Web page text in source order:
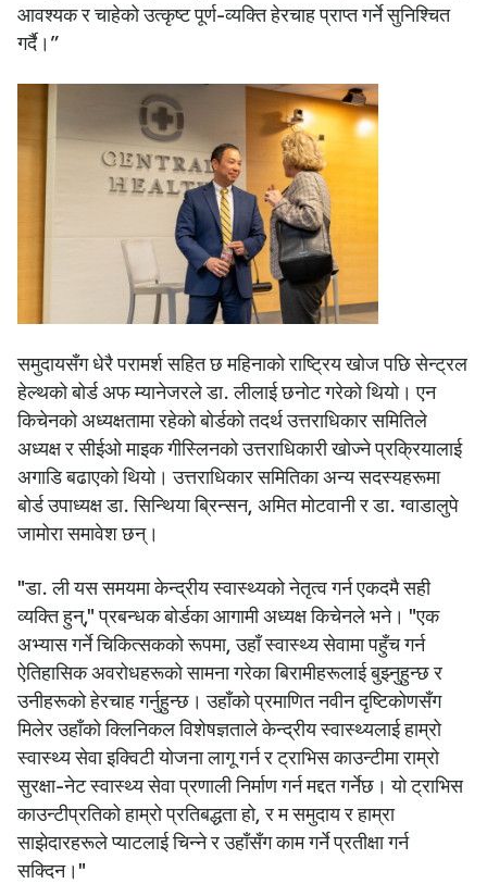
आवश्यक र चाहेको उत्कृष्ट पूर्ण-व्यक्ति हेरचाह प्राप्त गर्ने सुनिश्चित
गर्दै।”
समुदायसँग धेरै परामर्श सहित छ महिनाको राष्ट्रिय खोज पछि सेन्ट्रल
हेल्थको बोर्ड अफ म्यानेजरले डा. लीलाई छनोट गरेको थियो। एन
किचेनको अध्यक्षतामा रहेको बोर्डको तदर्थ उत्तराधिकार समितिले
अध्यक्ष र सीईओ माइक गीस्लिनको उत्तराधिकारी खोज्ने प्रक्रियालाई
अगाडि बढाएको थियो। उत्तराधिकार समितिका अन्य सदस्यहरूमा
बोर्ड उपाध्यक्ष डा. सिन्थिया ब्रिन्सन, अमित मोटवानी र डा. ग्वाडालुपे
जामोरा समावेश छन्।
"डा. ली यस समयमा केन्द्रीय स्वास्थ्यको नेतृत्व गर्न एकदमै सही
व्यक्ति हुन्," प्रबन्धक बोर्डका आगामी अध्यक्ष किचेनले भने। "एक
अभ्यास गर्ने चिकित्सकको रूपमा, उहाँ स्वास्थ्य सेवामा पहुँच गर्न
ऐतिहासिक अवरोधहरूको सामना गरेका बिरामीहरूलाई बुझ्नुहुन्छ र
उनीहरूको हेरचाह गर्नुहुन्छ। उहाँको प्रमाणित नवीन दृष्टिकोणसँग
मिलेर उहाँको क्लिनिकल विशेषज्ञताले केन्द्रीय स्वास्थ्यलाई हाम्रो
स्वास्थ्य सेवा इक्विटी योजना लागू गर्न र ट्राभिस काउन्टीमा राम्रो
सुरक्षा-नेट स्वास्थ्य सेवा प्रणाली निर्माण गर्न मद्दत गर्नेछ। यो ट्राभिस
काउन्टीप्रतिको हाम्रो प्रतिबद्धता हो, र म समुदाय र हाम्रा
साझेदारहरूले प्याटलाई चिन्ने र उहाँसँग काम गर्ने प्रतीक्षा गर्न
सक्दिन।"